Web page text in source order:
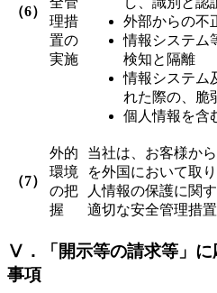
（6）
理措
置の
実施
外部からの不
情報システム
検知と隔離
情報システム
れた際の、脆
個人情報を含
（7）
外的
環境
の把
握
当社は、お客様か
を外国において取
人情報の保護に関
適切な安全管理措
Ⅴ．「開示等の請求等」に
事項